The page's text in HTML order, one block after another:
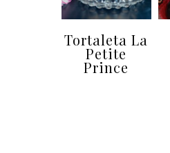
Tortaleta La
Petite
Prince